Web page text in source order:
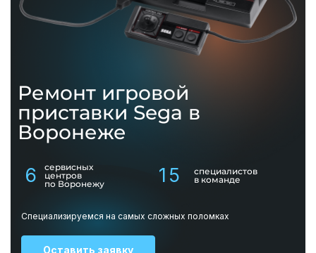
Ремонт игровой
приставки Sega в
Воронеже
6
сервисных
центров
по Воронежу
15
специалистов
в команде
Специализируемся на самых сложных поломках
Оставить заявку